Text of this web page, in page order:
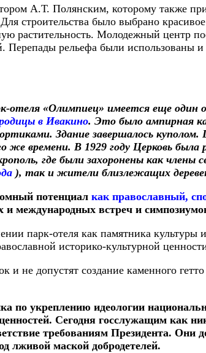
А.Т. Полянским, которому также
строительства было выбрано
растительность. Молодежный центр
Перепады рельефа были использованы
отеля «Олимпиец» имеется еще
в Ивакино. Это было ампирная
Здание завершалось
же времени. В 1929 году Церковь
где были захоронены как члены
), так и жители близлежащих
потенциал как православный,
международных встреч и
парк-отеля как памятника
историко-культурной
не допустят создание каменного
по укреплению идеологии
Сегодня госслужащим как
требованиям Президента.
лживой маской добродетелей.